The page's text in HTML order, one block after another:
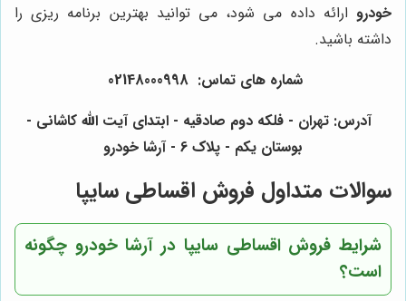
خودرو ارائه داده می شود، می توانید بهترین برنامه ریزی را
داشته باشید.
شماره های تماس: 02148000998
آدرس: تهران - فلکه دوم صادقیه - ابتدای آیت الله کاشانی -
بوستان یکم - پلاک 6 - آرشا خودرو
سوالات متداول فروش اقساطی سایپا
شرایط فروش اقساطی سایپا در آرشا خودرو چگونه
است؟